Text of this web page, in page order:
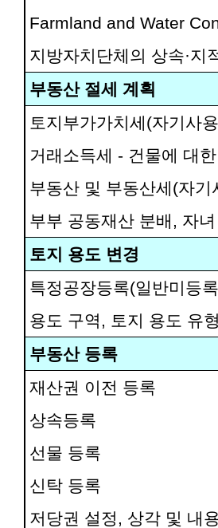
Farmland and Water
지방자치단체의 상속·지
부동산 절세 계획
토지부가가치세(자기사
거래소득세 - 건물에 대
부동산 및 부동산세(자
부부 공동재산 분배, 자
토지 용도 변경
특정공장등록(일반미등
용도 구역, 토지 용도 유
부동산 등록
재산권 이전 등록
상속등록
선물 등록
신탁 등록
저당권 설정, 상각 및 내